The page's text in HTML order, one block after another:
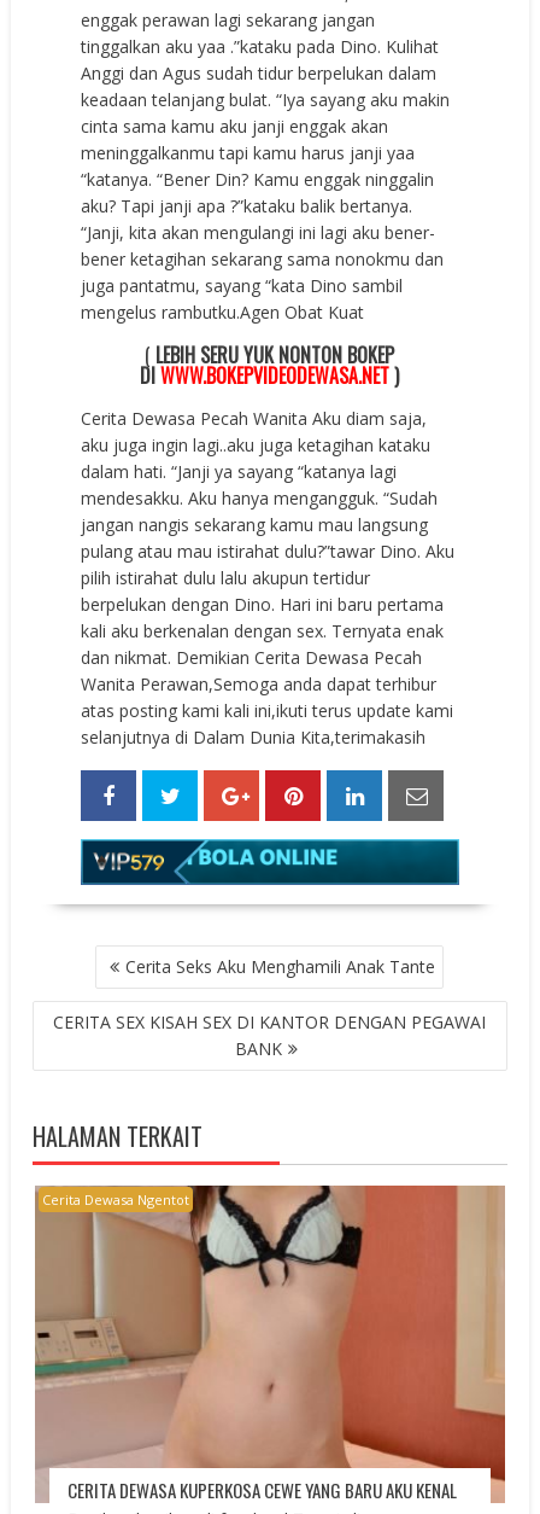
enggak perawan lagi sekarang jangan
tinggalkan aku yaa .”kataku pada Dino. Kulihat
Anggi dan Agus sudah tidur berpelukan dalam
keadaan telanjang bulat. “Iya sayang aku makin
cinta sama kamu aku janji enggak akan
meninggalkanmu tapi kamu harus janji yaa
“katanya. “Bener Din? Kamu enggak ninggalin
aku? Tapi janji apa ?”kataku balik bertanya.
“Janji, kita akan mengulangi ini lagi aku bener-
bener ketagihan sekarang sama nonokmu dan
juga pantatmu, sayang “kata Dino sambil
mengelus rambutku.Agen Obat Kuat
( LEBIH SERU YUK NONTON BOKEP
DIWWW.BOKEPVIDEODEWASA.NET)
Cerita Dewasa Pecah Wanita Aku diam saja,
aku juga ingin lagi..aku juga ketagihan kataku
dalam hati. “Janji ya sayang “katanya lagi
mendesakku. Aku hanya mengangguk. “Sudah
jangan nangis sekarang kamu mau langsung
pulang atau mau istirahat dulu?”tawar Dino. Aku
pilih istirahat dulu lalu akupun tertidur
berpelukan dengan Dino. Hari ini baru pertama
kali aku berkenalan dengan sex. Ternyata enak
dan nikmat. Demikian Cerita Dewasa Pecah
Wanita Perawan,Semoga anda dapat terhibur
atas posting kami kali ini,ikuti terus update kami
selanjutnya di Dalam Dunia Kita,terimakasih
NAVIGATIONCerita Seks Aku Menghamili Anak Tante
CERITA SEX KISAH SEX DI KANTOR DENGAN PEGAWAI
BANK
HALAMAN TERKAIT
Cerita Dewasa Ngentot
CERITA DEWASA KUPERKOSA CEWE YANG BARU AKU KENAL